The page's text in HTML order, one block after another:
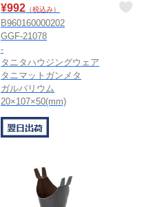
¥992 （税込み）
B960160000202
GGF-21078
-
タニタハウジングウェア
タニマットガンメタ
ガルバリウム
20×107×50(mm)